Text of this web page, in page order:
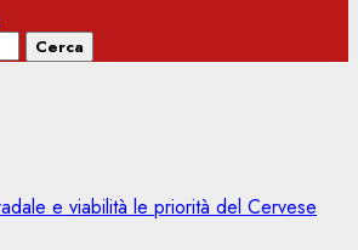
e viabilità le priorità del Cervese